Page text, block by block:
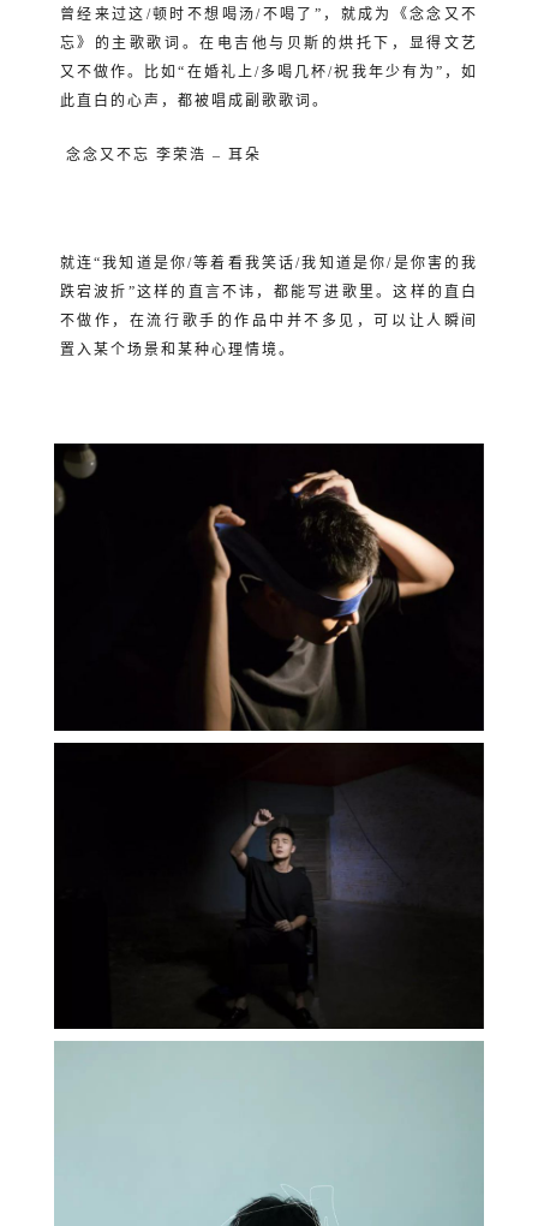
曾经来过这/顿时不想喝汤/不喝了”，就成为《念念又不
忘》的主歌歌词。在电吉他与贝斯的烘托下，显得文艺
又不做作。比如“在婚礼上/多喝几杯/祝我年少有为”，如
此直白的心声，都被唱成副歌歌词。
念念又不忘 李荣浩 – 耳朵
就连“我知道是你/等着看我笑话/我知道是你/是你害的我
跌宕波折”这样的直言不讳，都能写进歌里。这样的直白
不做作，在流行歌手的作品中并不多见，可以让人瞬间
置入某个场景和某种心理情境。